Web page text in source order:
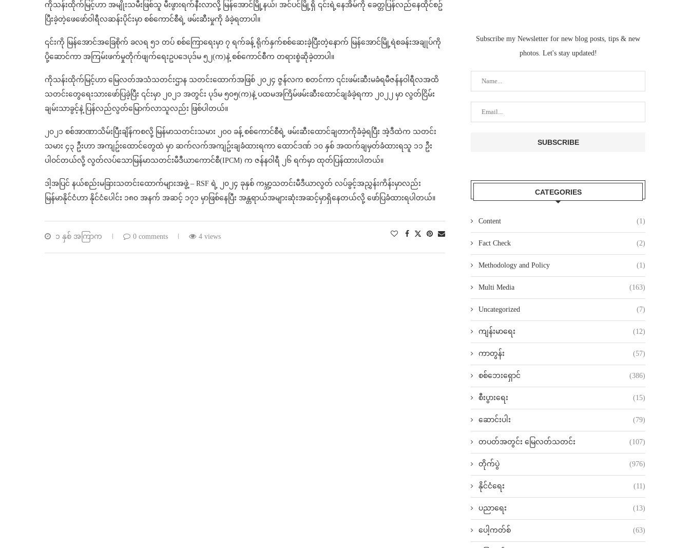
ကိုသန်းထိုက်မြင့်ဟာ အမျိုးသမီးဖြစ်သူ မီးဖွားရက်နီးလာလို့ မြန်အောင်မြို့နယ်၊ အင်ပင်မြို့ရှိ ၎င်းရဲ့နေအိမ်ကို ခေတ္တပြန်လည်နေထိုင်စဥ်
ပြီးခဲ့တဲ့ဖေဖော်ဝါရီလဆန်းပိုင်းမှာ စစ်ကောင်စီရဲ့ ဖမ်းဆီးမှုကို ခံခဲ့ရတာပါ။
၎င်းကို မြန်အောင်အခြေစိုက် ခလရ ၅၁ တပ် စစ်ကြောရေးမှာ ၇ ရက်ခန့် ရိုက်နှက်စစ်ဆေးခဲ့ပြီးတဲ့နောက် မြန်အောင်မြို့ရဲစခန်းအချုပ်ကို
ပို့ဆောင်ကာ အကြမ်းဖက်မှုတိုက်ဖျက်ရေးဥပဒေပုဒ်မ ၅၂(က)နဲ့ စစ်ကောင်စီက တရားစွဲဆိုခဲ့တာပါ။
ကိုသန်းထိုက်မြင့်ဟာ မြေလတ်အသံသတင်းဌာန သတင်းထောက်အဖြစ် ၂၀၂၄ ဇွန်လက စတင်ကာ ၎င်းဖမ်းဆီးမခံရမီဇန်နဝါရီလအထိ
သတင်းတွေရေးသားဖော်ပြခဲ့ပြီး ၎င်းမှာ ၂၀၂၁ အတွင်း ပုဒ်မ ၅၀၅(က)နဲ့ ပထမအကြိမ်ဖမ်းဆီးထောင်ချခံခဲ့ရကာ ၂၀၂၂ မှာ လွတ်ငြိမ်း
ချမ်းသာခွင့်နဲ့ ပြန်လည်လွတ်မြောက်လာသူလည်း ဖြစ်ပါတယ်။
၂၀၂၁ စစ်အာဏာသိမ်းပြီးချိန်ကစလို့ မြန်မာသတင်းသမား ၂၀၀ ခန့် စစ်ကောင်စီရဲ့ ဖမ်းဆီးထောင်ချတာကိုခံခဲ့ရပြီး အဲ့ဒီထဲက သတင်း
သမား ၄၃ ဦးဟာ အကျဥ်းထောင်တွေထဲ မှာ ဆက်လက်အကျဥ်းချခံထားရကာ ထောင်ဒဏ် ၁၀ နှစ် အထက်ချမှတ်ခံထားရသူ ၁၁ ဦး
ပါဝင်တယ်လို့ လွတ်လပ်သောမြန်မာသတင်းမီဒီယာကောင်စီ(IPCM) က ဇန်နဝါရီ ၂၆ ရက်မှာ ထုတ်ပြန်ထားပါတယ်။
ဒါ့အပြင် နယ်စည်းမခြားသတင်းထောက်များအဖွဲ့ – RSF ရဲ့ ၂၀၂၄ ခုနှစ် ကမ္ဘာ့သတင်းမီဒီယာလွတ် လပ်ခွင့်အညွှန်းကိန်းမှာလည်း
မြန်မာနိုင်ငံဟာ နိုင်ငံပေါင်း ၁၈၀ အနက် အဆင့် ၁၇၁ မှာဖြစ်နေပြီး အန္တရာယ်အများဆုံးအဆင့်မှာရှိနေတယ်လို့ ဖော်ပြခံထားရပါတယ်။
၁ နှစ် အကြာက 0 comments 4 views
Subscribe my Newsletter for new blog posts, tips & new
photos. Let's stay updated!
CATEGORIES
Content (1)
Fact Check (2)
Methodology and Policy (1)
Multi Media (163)
Uncategorized (7)
ကျန်းမာရေး (12)
ကာတွန်း (57)
စစ်ဘေးရှောင် (386)
စီးပွားရေး (15)
ဆောင်းပါး (79)
တပတ်အတွင်း မြေလတ်သတင်း (107)
တိုက်ပွဲ (976)
နိုင်ငံရေး (11)
ပညာရေး (13)
ပေါ့ကတ်စ် (63)